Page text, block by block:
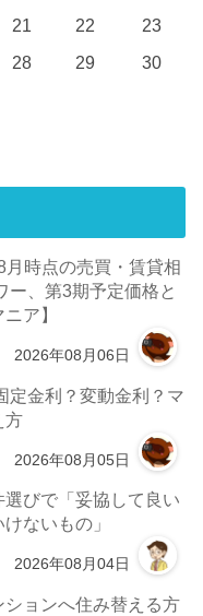
21 22
23
28 29
30
時点の売買・賃貸相
ー、第3期予定価格と
ア】
2026年08月06日
定金利？変動金利？マ
方
2026年08月05日
びで「妥協して良い
ないもの」
2026年08月04日
ョンへ住み替える方